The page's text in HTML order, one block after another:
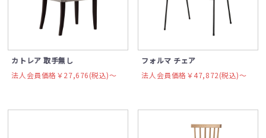
カトレア 取手無し
法人会員価格￥27,676(税込)〜
フォルマ チェア
法人会員価格￥47,872(税込)〜